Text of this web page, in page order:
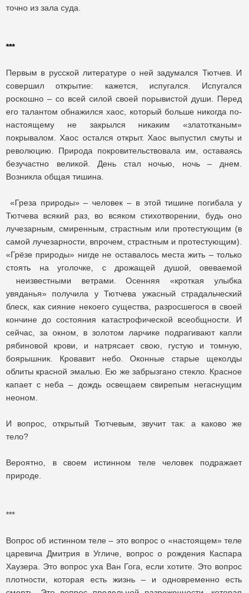
точно из зала суда.
***
Первым в русской литературе о ней задумался Тютчев. И
совершил открытие: кажется, испугался. Испугался
роскошно – со всей силой своей порывистой души. Перед
его талантом обнажился хаос, который больше никогда по-
настоящему не закрылся никаким «златотканым»
покрывалом. Хаос остался открыт. Хаос выпустил смуты и
революцию. Природа покровительствовала им, оставаясь
безучастно великой. День стал ночью, ночь – днем.
Возникла общая тишина.
«Греза природы» – человек – в этой тишине погибала у
Тютчева всякий раз, во всяком стихотворении, будь оно
лучезарным, смиренным, страстным или протестующим (в
самой лучезарности, впрочем, страстным и протестующим).
«Грёзе природы» нигде не оставалось места жить – только
стоять на уголочке, с дрожащей душой, овеваемой
неизвестными ветрами. Осенняя «кроткая улыбка
увяданья» получила у Тютчева ужасный страдальческий
блеск, как сияние некоего существа, разросшегося в своей
кончине до состояния катастрофической всеобщности. И
сейчас, за окном, в золотом ларчике подрагивают капли
рябиновой крови, и натрясает свою, густую и томную,
боярышник. Кровавит небо. Оконные старые щеколды
облиты красной эмалью. Ею же забрызгано стекло. Красное
капает с неба – дождь освещаем свирепым негаснущим
неоном.
И вопрос, открытый Тютчевым, звучит так: а каково же
тело?
Вероятно, в своем истинном теле человек подражает
природе.
***
Вопрос об истинном теле – это вопрос о «настоящем» теле
царевича Дмитрия в Угличе, вопрос о рождения Каспара
Хаузера. Это вопрос уха Ван Гога, если хотите. Это вопрос
плотности, которая есть жизнь – и одновременно есть